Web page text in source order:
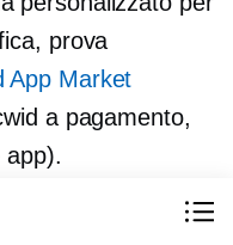
prova
App Market
a pagamento,
app).
(un set di